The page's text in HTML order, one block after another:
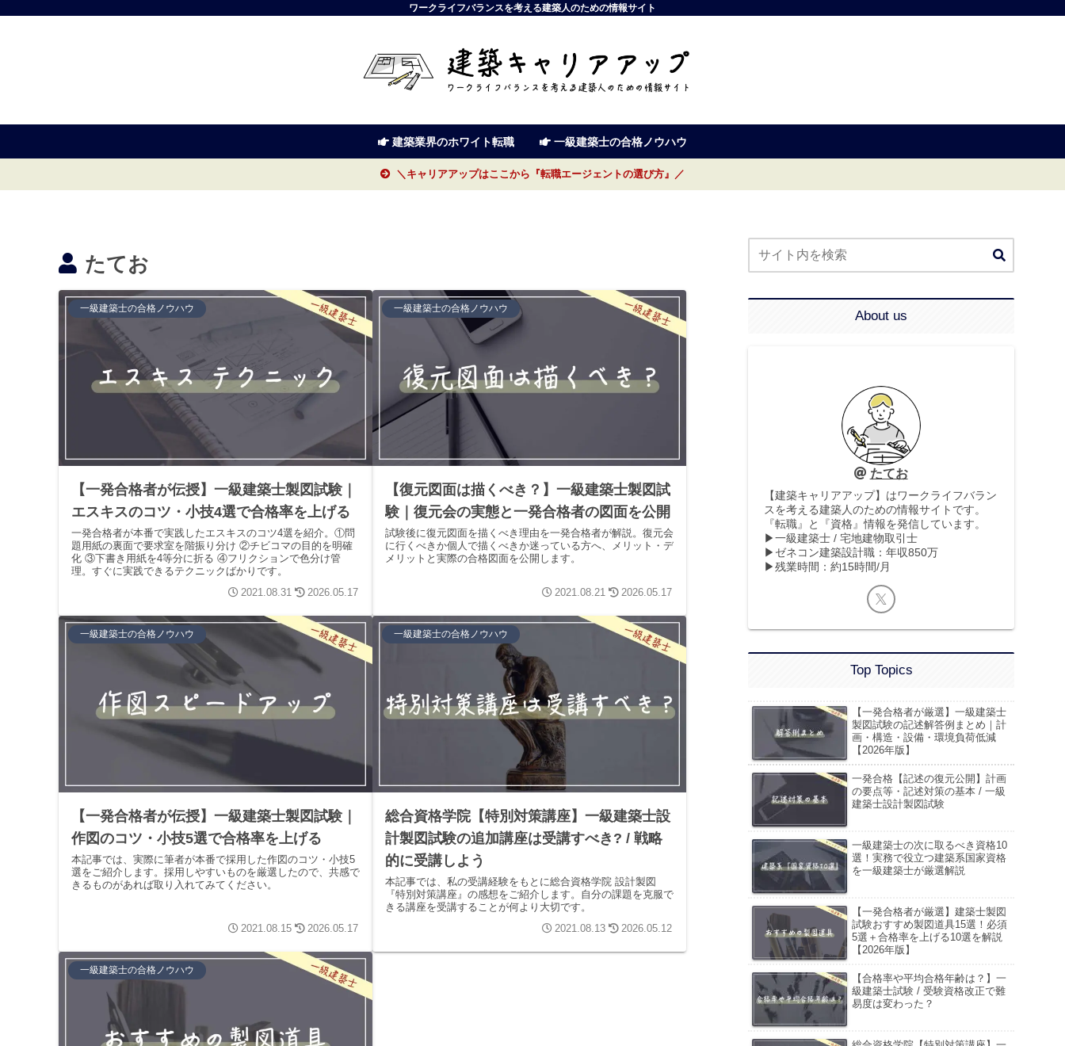
ワークライフバランスを考える建築人のための情報サイト
建築業界のホワイト転職 一級建築士の合格ノウハウ
＼キャリアアップはここから『転職エージェントの選び方』／
たてお
一級建築士の合格ノウハウ
【一発合格者が伝授】一級建築士製図試験｜
エスキスのコツ・小技4選で合格率を上げる
一発合格者が本番で実践したエスキスのコツ4選を紹介。①問
題用紙の裏面で要求室を階振り分け ②チビコマの目的を明確
化 ③下書き用紙を4等分に折る ④フリクションで色分け管
理。すぐに実践できるテクニックばかりです。
2021.08.31
2026.05.17
一級建築士の合格ノウハウ
【復元図面は描くべき？】一級建築士製図試
験｜復元会の実態と一発合格者の図面を公開
試験後に復元図面を描くべき理由を一発合格者が解説。復元会
に行くべきか個人で描くべきか迷っている方へ、メリット・デ
メリットと実際の合格図面を公開します。
2021.08.21 2026.05.17
一級建築士の合格ノウハウ
【一発合格者が伝授】一級建築士製図試験｜
作図のコツ・小技5選で合格率を上げる
本記事では、実際に筆者が本番で採用した作図のコツ・小技5
選をご紹介します。採用しやすいものを厳選したので、共感で
きるものがあれば取り入れてみてください。
2021.08.15 2026.05.17
一級建築士の合格ノウハウ
総合資格学院【特別対策講座】一級建築士設
計製図試験の追加講座は受講すべき? / 戦略
的に受講しよう
本記事では、私の受講経験をもとに総合資格学院 設計製図
『特別対策講座』の感想をご紹介します。自分の課題を克服で
きる講座を受講することが何より大切です。
2021.08.13
2026.05.12
一級建築士の合格ノウハウ
About us
たてお
【建築キャリアアップ】はワークライフバラン
スを考える建築人のための情報サイトです。
『転職』と『資格』情報を発信しています。
▶︎一級建築士 / 宅地建物取引士
▶︎ゼネコン建築設計職：年収850万
▶︎残業時間：約15時間/月
Top Topics
【一発合格者が厳選】一級建築士
製図試験の記述解答例まとめ｜計
画・構造・設備・環境負荷低減
【2026年版】
一発合格【記述の復元公開】計画
の要点等・記述対策の基本 / 一級
建築士設計製図試験
一級建築士の次に取るべき資格10
選！実務で役立つ建築系国家資格
を一級建築士が厳選解説
【一発合格者が厳選】建築士製図
試験おすすめ製図道具15選！必須
5選＋合格率を上げる10選を解説
【2026年版】
【合格率や平均合格年齢は？】一
級建築士試験 / 受験資格改正で難
易度は変わった？